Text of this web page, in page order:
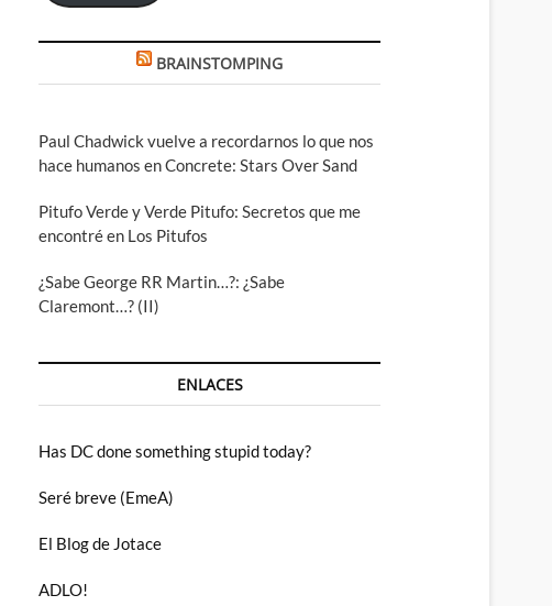
BRAINSTOMPING
Paul Chadwick vuelve a recordarnos lo que nos
hace humanos en Concrete: Stars Over Sand
Pitufo Verde y Verde Pitufo: Secretos que me
encontré en Los Pitufos
¿Sabe George RR Martin…?: ¿Sabe
Claremont…? (II)
ENLACES
Has DC done something stupid today?
Seré breve (EmeA)
El Blog de Jotace
ADLO!